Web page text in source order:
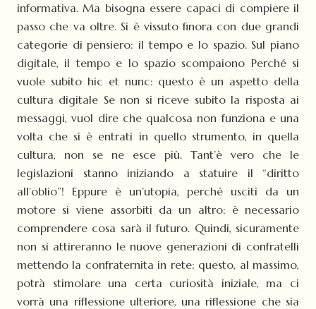
informativa. Ma bisogna essere capaci di compiere il
passo che va oltre. Si è vissuto finora con due grandi
categorie di pensiero: il tempo e lo spazio. Sul piano
digitale, il tempo e lo spazio scompaiono Perché si
vuole subito hic et nunc: questo è un aspetto della
cultura digitale Se non si riceve subito la risposta ai
messaggi, vuol dire che qualcosa non funziona e una
volta che si è entrati in quello strumento, in quella
cultura, non se ne esce più. Tant’è vero che le
legislazioni stanno iniziando a statuire il “diritto
all’oblio”! Eppure è un’utopia, perché usciti da un
motore si viene assorbiti da un altro: è necessario
comprendere cosa sarà il futuro. Quindi, sicuramente
non si attireranno le nuove generazioni di confratelli
mettendo la confraternita in rete: questo, al massimo,
potrà stimolare una certa curiosità iniziale, ma ci
vorrà una riflessione ulteriore, una riflessione che sia